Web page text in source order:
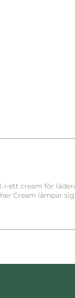
i-ett cream för
Cream lämpar